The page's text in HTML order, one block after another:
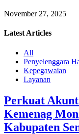
November 27, 2025
Latest Articles
All
Penyelenggara
Kepegawaian
Layanan
Perkuat
Kemenag
Kabupaten